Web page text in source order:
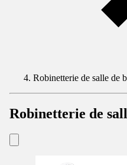
Robinetterie de salle de
Robinetterie de